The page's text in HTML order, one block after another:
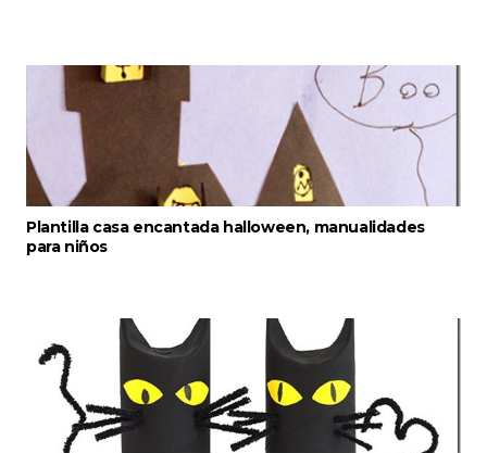
Plantilla casa encantada halloween, manualidades
para niños